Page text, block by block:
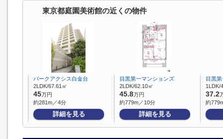
東京都庭園美術館の近くの物件
パークアクシス白金台
2LDK/67.61㎡
45万円
約281m／4分
詳細を見る
目黒第一マンションズ
2LDK/62.10㎡
45.8万円
約779m／10分
詳細を見る
目黒
1LDK/
37.2
約